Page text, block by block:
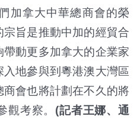
加拿大中華總商會的榮
旨是推動中加的經貿合
動更多加拿大的企業家
地參與到粵港澳大灣區
會也將計劃在不久的將
觀考察。 (記者王娜、通